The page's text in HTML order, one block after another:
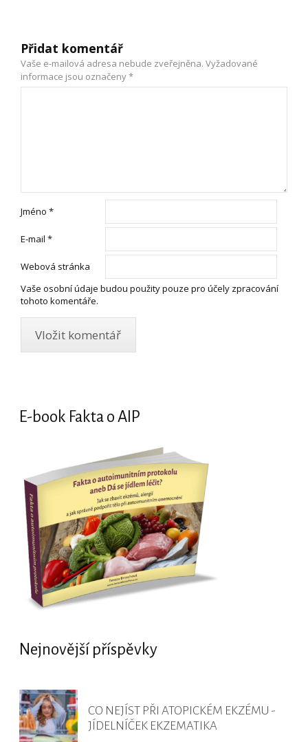
Přidat komentář
Vaše e-mailová adresa nebude zveřejněna. Vyžadované
informace jsou označeny*
Jméno *
E-mail *
Webová stránka
Vaše osobní údaje budou použity pouze pro účely zpracování
tohoto komentáře.
E-book Fakta o AIP
Nejnovější příspěvky
CO NEJÍST PŘI ATOPICKÉM EKZÉMU -
JÍDELNÍČEK EKZEMATIKA